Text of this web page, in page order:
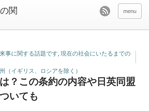
関
menu
事に関する話題です, 現在の社会にいたるまでの
（イギリス、ロシアを除く）
？この条約の内容や日英同盟
いても